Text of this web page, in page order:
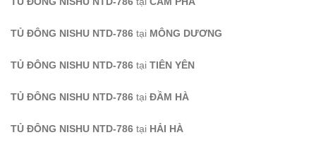
TỦ ĐÔNG NISHU NTD-786 tại MÔNG DƯƠNG
TỦ ĐÔNG NISHU NTD-786 tại TIÊN YÊN
TỦ ĐÔNG NISHU NTD-786 tại ĐẦM HÀ
TỦ ĐÔNG NISHU NTD-786 tại HẢI HÀ